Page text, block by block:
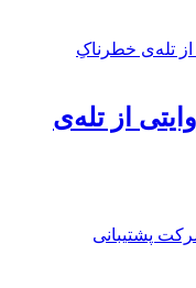
از تله‌ی